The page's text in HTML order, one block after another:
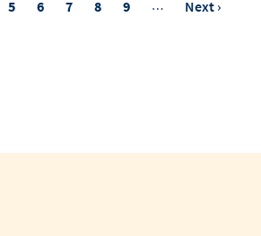
Page
5 Page
6 Page
7 Page
8 Page
9 …
Next
Next ›